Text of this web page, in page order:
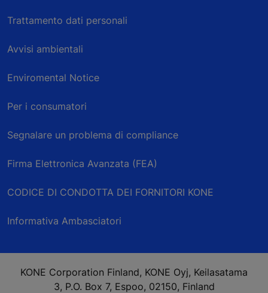
Trattamento dati personali
Avvisi ambientali
Enviromental Notice
Per i consumatori
Segnalare un problema di compliance
Firma Elettronica Avanzata (FEA)
CODICE DI CONDOTTA DEI FORNITORI KONE
Informativa Ambasciatori
KONE Corporation Finland, KONE Oyj, Keilasatama
3, P.O. Box 7, Espoo, 02150, Finland